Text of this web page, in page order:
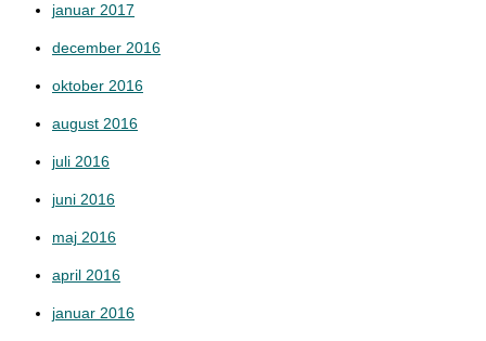
januar 2017
december 2016
oktober 2016
august 2016
juli 2016
juni 2016
maj 2016
april 2016
januar 2016